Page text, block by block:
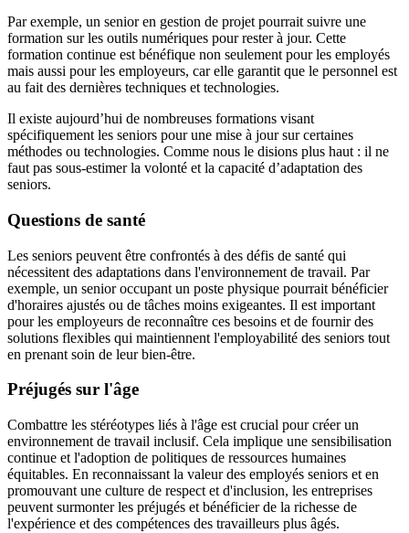
Par exemple, un senior en gestion de projet pourrait suivre une
formation sur les outils numériques pour rester à jour. Cette
formation continue est bénéfique non seulement pour les employés
mais aussi pour les employeurs, car elle garantit que le personnel est
au fait des dernières techniques et technologies​​.
Il existe aujourd’hui de nombreuses formations visant
spécifiquement les seniors pour une mise à jour sur certaines
méthodes ou technologies. Comme nous le disions plus haut : il ne
faut pas sous-estimer la volonté et la capacité d’adaptation des
seniors.
Questions de santé
Les seniors peuvent être confrontés à des défis de santé qui
nécessitent des adaptations dans l'environnement de travail. Par
exemple, un senior occupant un poste physique pourrait bénéficier
d'horaires ajustés ou de tâches moins exigeantes. Il est important
pour les employeurs de reconnaître ces besoins et de fournir des
solutions flexibles qui maintiennent l'employabilité des seniors tout
en prenant soin de leur bien-être.
Préjugés sur l'âge
Combattre les stéréotypes liés à l'âge est crucial pour créer un
environnement de travail inclusif. Cela implique une sensibilisation
continue et l'adoption de politiques de ressources humaines
équitables. En reconnaissant la valeur des employés seniors et en
promouvant une culture de respect et d'inclusion, les entreprises
peuvent surmonter les préjugés et bénéficier de la richesse de
l'expérience et des compétences des travailleurs plus âgés.